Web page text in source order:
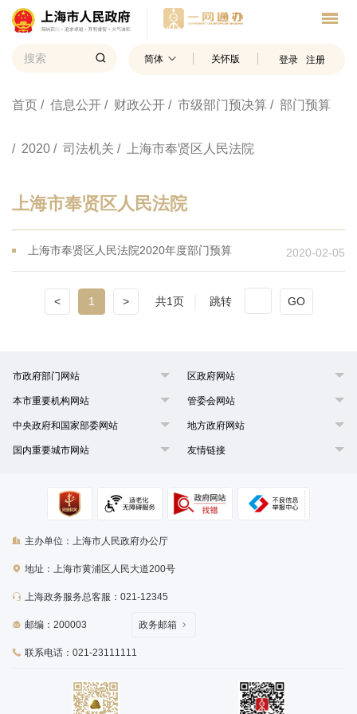
简体 关怀版 登录 注册
首页 / 信息公开 / 财政公开 / 市级部门预决算 / 部门预算
/ 2020 / 司法机关 / 上海市奉贤区人民法院
上海市奉贤区人民法院
上海市奉贤区人民法院2020年度部门预算 2020-02-05
< 1 > 共1页 跳转 GO
市政府部门网站 区政府网站
本市重要机构网站 管委会网站
中央政府和国家部委网站 地方政府网站
国内重要城市网站 友情链接
主办单位：上海市人民政府办公厅
地址：上海市黄浦区人民大道200号
上海政务服务总客服：021-12345
邮编：200003
联系电话：021-23111111
政务邮箱